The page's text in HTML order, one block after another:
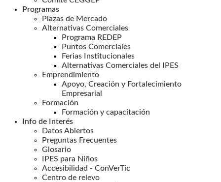
Programas
Plazas de Mercado
Alternativas Comerciales
Programa REDEP
Puntos Comerciales
Ferias Institucionales
Alternativas Comerciales del IPES
Emprendimiento
Apoyo, Creación y Fortalecimiento
Empresarial
Formación
Formación y capacitación
Info de Interés
Datos Abiertos
Preguntas Frecuentes
Glosario
IPES para Niños
Accesibilidad - ConVerTic
Centro de relevo